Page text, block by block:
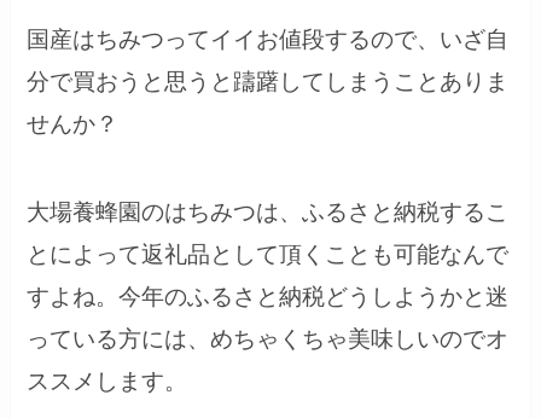
国産はちみつってイイお値段するので、いざ自
分で買おうと思うと躊躇してしまうことありま
せんか？
大場養蜂園のはちみつは、ふるさと納税するこ
とによって返礼品として頂くことも可能なんで
すよね。今年のふるさと納税どうしようかと迷
っている方には、めちゃくちゃ美味しいのでオ
ススメします。